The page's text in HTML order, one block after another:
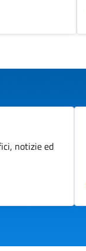
notizie ed